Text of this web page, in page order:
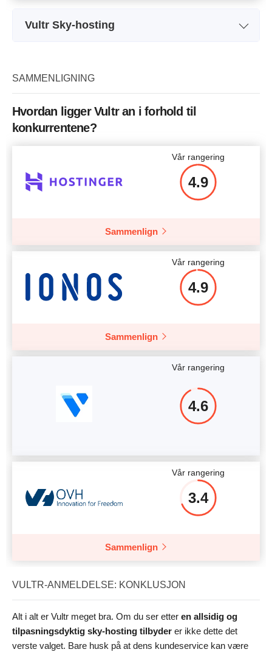
Vultr Sky-hosting
Lagring
CPU
RAM 1 GB
$5.00
Mer detaljer
SAMMENLIGNING
Hvordan ligger Vultr an i forhold til
konkurrentene?
Vår rangering
4.9
Sammenlign
Vår rangering
4.9
Sammenlign
Vår rangering
4.6
Vår rangering
3.4
Sammenlign
VULTR-ANMELDELSE: KONKLUSJON
Alt i alt er Vultr meget bra. Om du ser etter en allsidig og
tilpasningsdyktig sky-hosting tilbyder er ikke dette det
verste valget. Bare husk på at dens kundeservice kan være